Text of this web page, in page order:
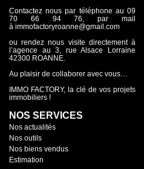
Contactez nous par téléphone au 09
70 66 94 76, par mail
à immofactoryroanne@gmail.com
ou rendez nous visite directement à
l’agence au 3, rue Alsace Lorraine
42300 ROANNE.
Au plaisir de collaborer avec vous…
IMMO FACTORY, la clé de vos projets
immobiliers !
NOS SERVICES
Nos actualités
Nos outils
Nos biens vendus
Estimation